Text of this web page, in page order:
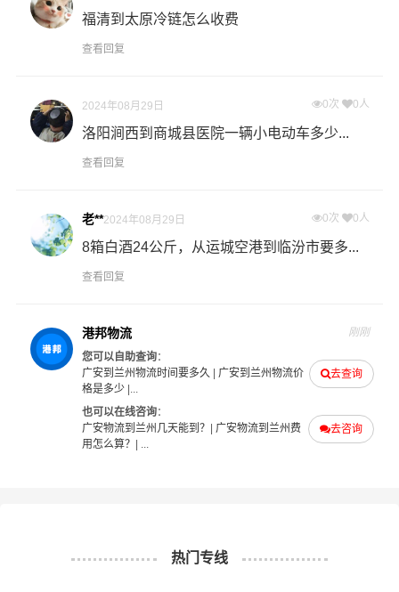
什么是送货费用？
即送货上门费用。物流公司安排车辆把货物从兰州物流集
港邦物流广安物流业务部秉承“用心呵护，值得托付”的服务
理念，凭借广安至兰州物流的优质平台，始终致力于为客
在为各行各业提供我们的物流服务，也得到了很多客户的
认可和口碑相传，如果您有意向选择我们，我们非常乐意
为您解决物流相关问题。当然，还有很多优秀的
# 广安物流 #兰州物流 兰州货运
福清到太原冷链怎么收费
查看回复
2024年08月29日 0次 0人
洛阳涧西到商城县医院一辆小电动车多少...
查看回复
老**2024年08月29日 0次 0人
8箱白酒24公斤，从运城空港到临汾市要多...
查看回复
港邦物流 刚刚
去查询
您可以自助查询：
广安到兰州物流时间要多久
广安到兰州物流价
格是多少|...
去咨询
也可以在线咨询：
广安物流到兰州几天能到？
广安物流到兰州费
用怎么算？
| ...
热门专线